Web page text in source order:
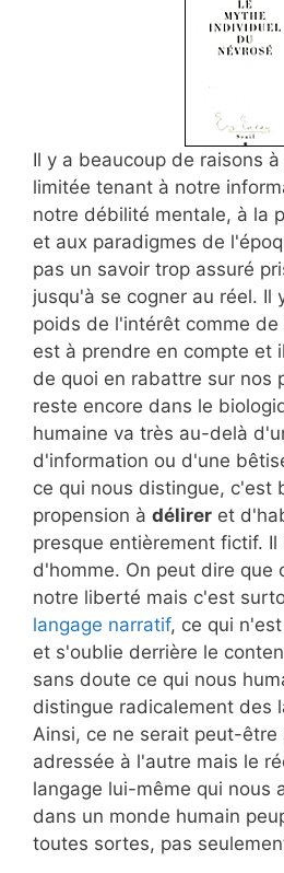
Il y a beaucoup de raisons
limitée tenant à notre
notre débilité mentale, à la
et aux paradigmes de
pas un savoir trop assuré
jusqu'à se cogner au réel. Il
poids de l'intérêt comme
est à prendre en compte et
de quoi en rabattre sur nos
reste encore dans le
humaine va très au-delà
d'information ou d'une
ce qui nous distingue, c'est
propension à délirer et
presque entièrement fictif.
d'homme. On peut dire que
notre liberté mais c'est
langage narratif, ce qui
et s'oublie derrière le
sans doute ce qui nous
distingue radicalement des
Ainsi, ce ne serait peut-être
adressée à l'autre mais le
langage lui-même qui nous
dans un monde humain
toutes sortes, pas